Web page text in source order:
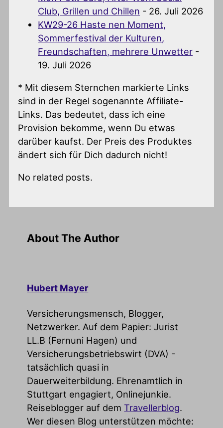
Club, Grillen und Chillen - 26. Juli 2026
KW29-26 Haste nen Moment,
Sommerfestival der Kulturen,
Freundschaften, mehrere Unwetter -
19. Juli 2026
* Mit diesem Sternchen markierte Links
sind in der Regel sogenannte Affiliate-
Links. Das bedeutet, dass ich eine
Provision bekomme, wenn Du etwas
darüber kaufst. Der Preis des Produktes
ändert sich für Dich dadurch nicht!
No related posts.
About The Author
Hubert Mayer
Versicherungsmensch, Blogger,
Netzwerker. Auf dem Papier: Jurist
LL.B (Fernuni Hagen) und
Versicherungsbetriebswirt (DVA) -
tatsächlich quasi in
Dauerweiterbildung. Ehrenamtlich in
Stuttgart engagiert, Onlinejunkie.
Reiseblogger auf dem Travellerblog.
Wer diesen Blog unterstützen möchte: